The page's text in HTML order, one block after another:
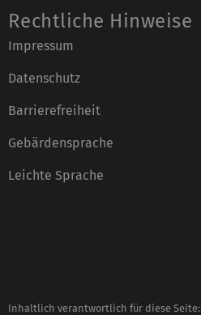
Rechtliche Hinweise
Impressum
Datenschutz
Barrierefreiheit
Gebärdensprache
Leichte Sprache
Inhaltlich verantwortlich für diese Seite: